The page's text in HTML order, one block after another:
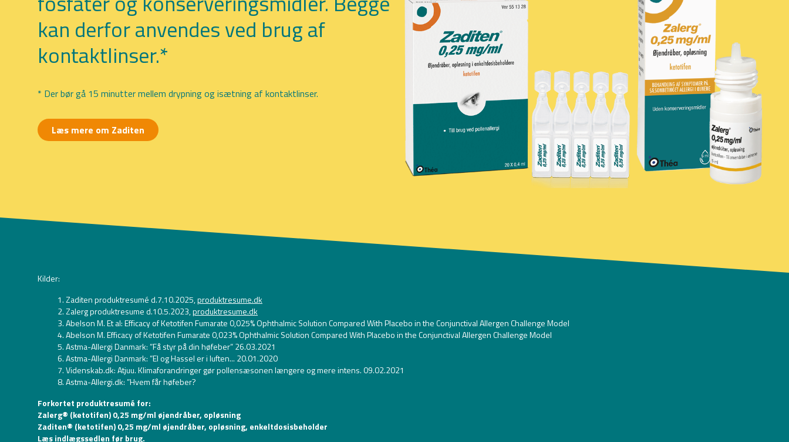
kan derfor anvendes ved brug af
kontaktlinser.*
* Der bør gå 15 minutter mellem drypning og isætning af kontaktlinser.
Læs mere om Zaditen
Kilder:
Zaditen produktresumé d.7.10.2025,produktresume.dk
Zalerg produktresume d.10.5.2023,produktresume.dk
Abelson M. Et al: Efficacy of Ketotifen Fumarate 0,025% Ophthalmic Solution Compared With Placebo in the Conjunctival Allergen Challenge Model
Abelson M. Efficacy of Ketotifen Fumarate 0,023% Ophthalmic Solution Compared With Placebo in the Conjunctival Allergen Challenge Model
Astma-Allergi Danmark: ”Få styr på din høfeber” 26.03.2021
Astma-Allergi Danmark: ”El og Hassel er i luften... 20.01.2020
Videnskab.dk: Atjuu. Klimaforandringer gør pollensæsonen længere og mere intens. 09.02.2021
Astma-Allergi.dk: ”Hvem får høfeber?
Forkortet produktresumé for:
Zalerg® (ketotifen) 0,25 mg/ml øjendråber, opløsning
Zaditen® (ketotifen) 0,25 mg/ml øjendråber, opløsning, enkeltdosisbeholder
Læs indlægssedlen før brug.